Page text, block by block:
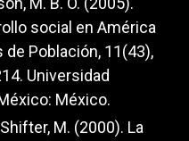
social en América
de Población, 11(43),
Universidad
México.
M. (2000). La